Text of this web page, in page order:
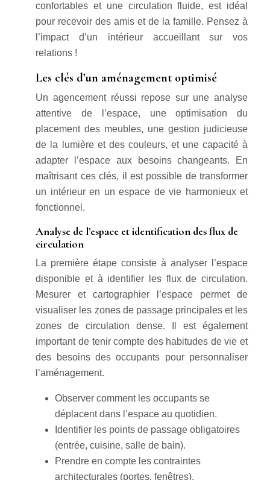
confortables et une circulation fluide, est idéal
pour recevoir des amis et de la famille. Pensez à
l’impact d’un intérieur accueillant sur vos
relations !
Les clés d’un aménagement optimisé
Un agencement réussi repose sur une analyse
attentive de l’espace, une optimisation du
placement des meubles, une gestion judicieuse
de la lumière et des couleurs, et une capacité à
adapter l’espace aux besoins changeants. En
maîtrisant ces clés, il est possible de transformer
un intérieur en un espace de vie harmonieux et
fonctionnel.
Analyse de l’espace et identification des flux de
circulation
La première étape consiste à analyser l’espace
disponible et à identifier les flux de circulation.
Mesurer et cartographier l’espace permet de
visualiser les zones de passage principales et les
zones de circulation dense. Il est également
important de tenir compte des habitudes de vie et
des besoins des occupants pour personnaliser
l’aménagement.
Observer comment les occupants se
déplacent dans l’espace au quotidien.
Identifier les points de passage obligatoires
(entrée, cuisine, salle de bain).
Prendre en compte les contraintes
architecturales (portes, fenêtres).